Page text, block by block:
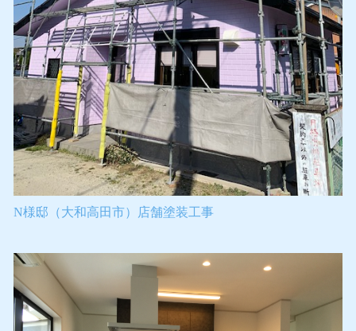
N様邸（大和高田市）店舗塗装工事